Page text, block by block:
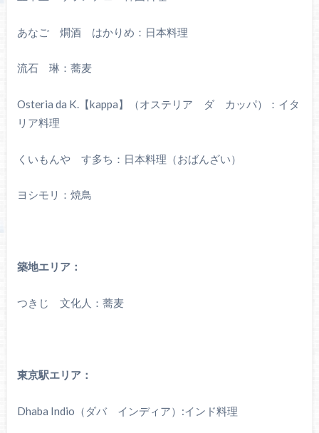
あなご 燗酒 はかりめ：日本料理
流石 琳：蕎麦
Osteria da K.【kappa】（オステリア ダ カッパ）：イタ
リア料理
くいもんや す多ち：日本料理（おばんざい）
ヨシモリ：焼鳥
築地エリア：
つきじ 文化人：蕎麦
東京駅エリア：
Dhaba Indio（ダバ インディア）:インド料理